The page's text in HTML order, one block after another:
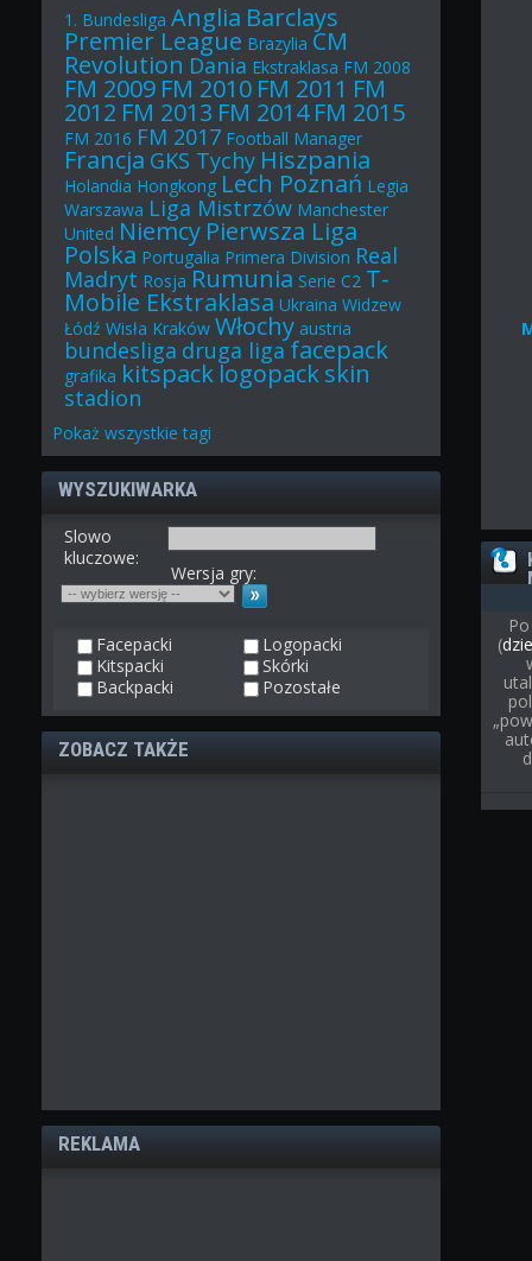
1. Bundesliga Anglia Barclays
Premier League Brazylia CM
Revolution Dania Ekstraklasa FM 2008
FM 2009 FM 2010 FM 2011 FM
2012 FM 2013 FM 2014 FM 2015
FM 2016 FM 2017 Football Manager
Francja GKS Tychy Hiszpania
Holandia Hongkong Lech Poznań Legia
Warszawa Liga Mistrzów Manchester
United Niemcy Pierwsza Liga
Polska Portugalia Primera Division Real
Madryt Rosja Rumunia Serie C2 T-
Mobile Ekstraklasa Ukraina Widzew
Łódź Wisła Kraków Włochy austria
bundesliga druga ligafacepack
grafika kitspacklogopackskin
stadion
Pokażwszystkie tagi
WYSZUKIWARKA
Slowo
kluczowe:
Wersja gry:
Facepacki
Logopacki
Kitspacki
Skórki
Backpacki
Pozostałe
ZOBACZ TAKŻE
REKLAMA
(